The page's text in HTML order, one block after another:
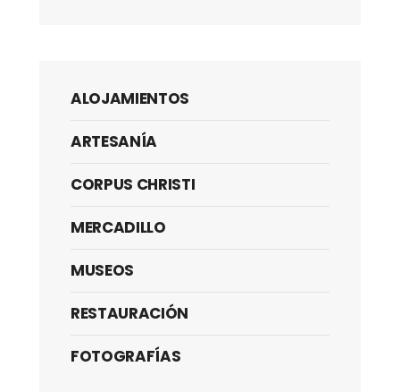
ALOJAMIENTOS
ARTESANÍA
CORPUS CHRISTI
MERCADILLO
MUSEOS
RESTAURACIÓN
FOTOGRAFÍAS